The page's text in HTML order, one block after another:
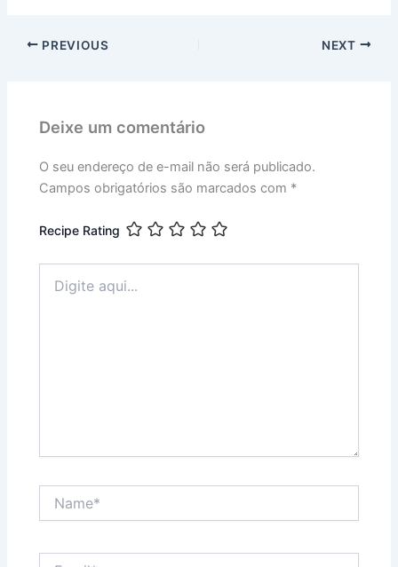
PREVIOUS NEXT
Deixe um comentário
O seu endereço de e-mail não será publicado.
Campos obrigatórios são marcados com *
Recipe Rating
aqui...